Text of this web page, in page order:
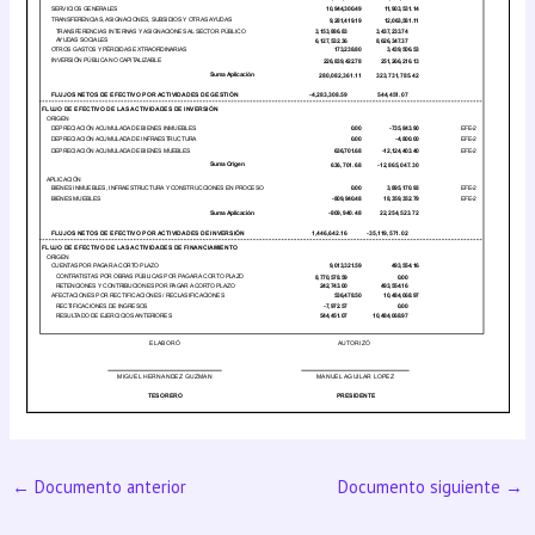
← Documento anterior Documento siguiente →